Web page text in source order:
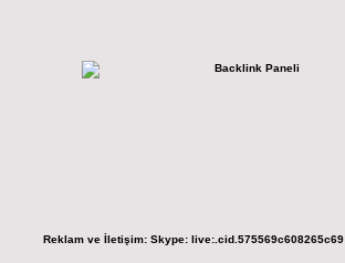
Reklam ve İletişim: Skype: live:.cid.575569c608265c69